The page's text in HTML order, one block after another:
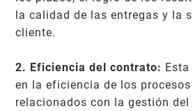
la calidad de las entregas y la
cliente.
2. Eficiencia del contrato: Esta
en la eficiencia de los
relacionados con la gestión del